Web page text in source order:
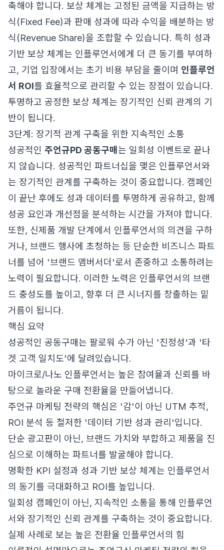
축해야 합니다. 보상 체계는 고정된 금액을 지급하는 방
식(Fixed Fee)과 판매 성과에 따라 수익을 배분하는 방
식(Revenue Share)을 조합할 수 있습니다. 특히 성과
기반 보상 체계는 인플루언서에게 더 큰 동기를 부여하
고, 기업 입장에서는 초기 비용 부담을 줄이며 인플루언
서 ROI를 효율적으로 관리할 수 있는 장점이 있습니다.
투명하고 공정한 보상 체계는 장기적인 신뢰 관계의 기
반이 됩니다.
3단계: 장기적 관계 구축을 위한 지속적인 소통
성공적인 주언규PD 공동구매 는 일회성 이벤트로 끝나
지 않습니다. 성공적인 파트너십을 맺은 인플루언서와
는 장기적인 관계를 구축하는 것이 중요합니다. 캠페인
이 끝난 후에도 성과 데이터를 투명하게 공유하고, 함께
성공 요인과 개선점을 분석하는 시간을 가져야 합니다.
또한, 신제품 개발 단계에서 인플루언서의 의견을 구하
거나, 브랜드 행사에 초청하는 등 단순한 비즈니스 파트
너를 넘어 '브랜드 앰버서더'로서 존중하고 소통하려는
노력이 필요합니다. 이러한 노력은 인플루언서의 브랜
드 충성도를 높이고, 향후 더 큰 시너지를 창출하는 밑
거름이 됩니다.
핵심 요약
성공적인 공동구매는 팔로워 수가 아닌 '진정성'과 '타
겟 고객 일치도'에 달려있습니다.
마이크로/나노 인플루언서는 높은 참여율과 신뢰를 바
탕으로 놀라운 구매 전환율을 만들어냅니다.
주언규 마케팅 전략의 핵심은 '감'이 아닌 UTM 추적,
ROI 분석 등 철저한 '데이터 기반 성과 관리'입니다.
단순 광고판이 아닌, 브랜드 가치와 부합하고 제품을 진
심으로 이해하는 파트너를 발굴해야 합니다.
명확한 KPI 설정과 성과 기반 보상 체계는 인플루언서
의 동기를 극대화하고 ROI를 높입니다.
일회성 캠페인이 아닌, 지속적인 소통을 통해 인플루언
서와 장기적인 신뢰 관계를 구축하는 것이 중요합니다.
실제 사례로 보는 높은 전환율 인플루언서의 힘